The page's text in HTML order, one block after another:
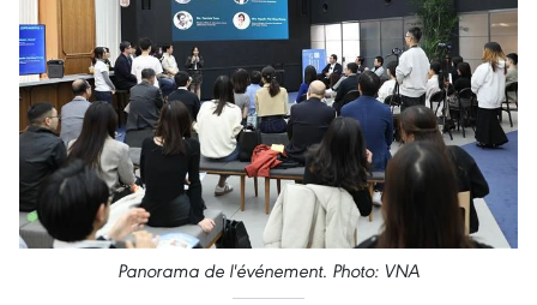
Panorama de l'événement. Photo: VNA